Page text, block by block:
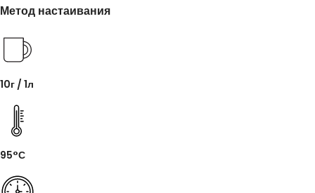
Метод настаивания
10г / 1л
95°С